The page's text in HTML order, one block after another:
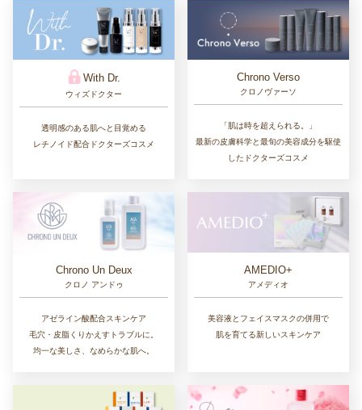
With Dr.
ウィズドクター
透明感のある肌へと目覚める
レチノイド配合ドクターズコスメ
Chrono Verso
クロノヴァーソ
「肌は時を超えられる。」
最新の皮膚科学と最旬の美容成分を駆使
したドクターズコスメ
Chrono Un Deux
クロノ アンドゥ
アゼライン酸配合スキンケア
毛穴・皮脂くりかえすトラブルに。
均一な美しさ、なめらかな肌へ。
AMEDIO+
アメディオ
美容液とフェイスマスクの併用で
肌を育てる新しいスキンケア